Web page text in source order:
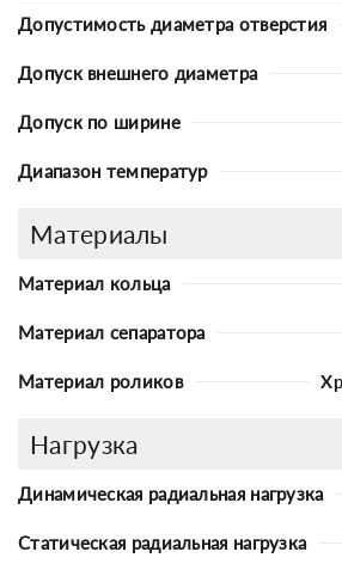
Допустимость диаметра отверстия
Допуск внешнего диаметра
Допуск по ширине
Диапазон температур
Материалы
Материал кольца
Материал сепаратора
Материал роликов
Нагрузка
Динамическая радиальная нагрузка
Статическая радиальная нагрузка